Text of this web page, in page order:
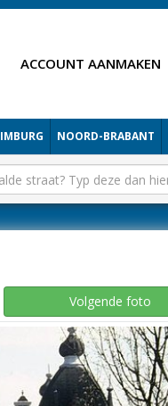
ACCOUNT AANMAKEN
NOORD-BRABANT
Volgende foto